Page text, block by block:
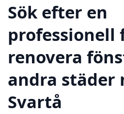
Sök efter en
professionell
renovera
andra städer
Svartå